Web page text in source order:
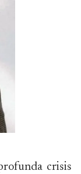
crisis